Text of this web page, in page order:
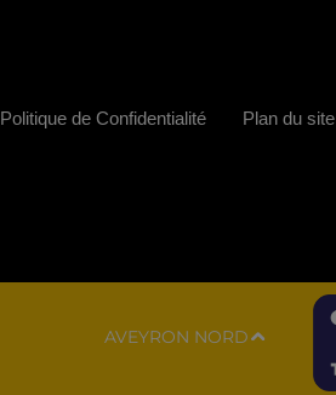
AVEYRON NORD
Politique de Confidentialité Plan du site